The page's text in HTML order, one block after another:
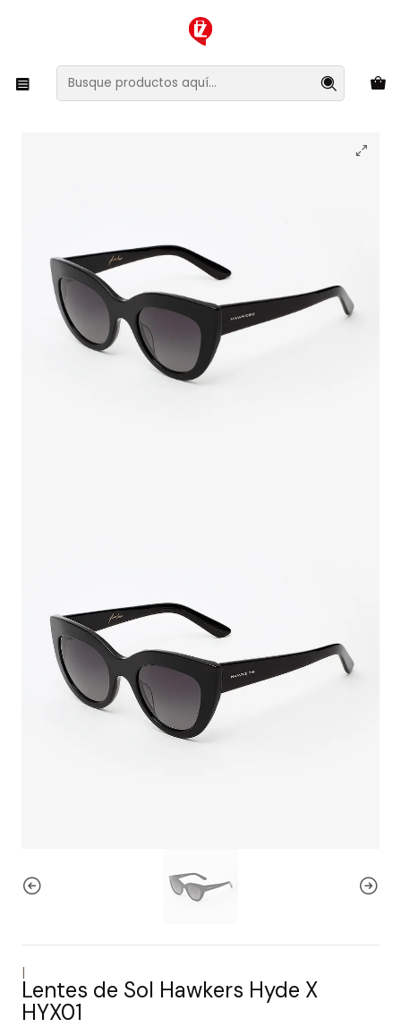
XMAS SALE ¡Compra antes de que la oferta termine!
Lentes y Accesorios Lentes de Sol
Lentes de Sol Hawkers Hyde X HYX01
|
Lentes de Sol Hawkers Hyde X
HYX01